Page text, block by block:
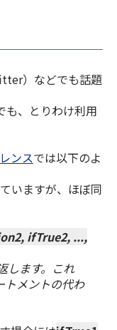
）などでも話題
も、とりわけ利用
ンスでは以下のよ
いますが、ほぼ同
ifTrue2, ...,
します。これ
トメントの代わ